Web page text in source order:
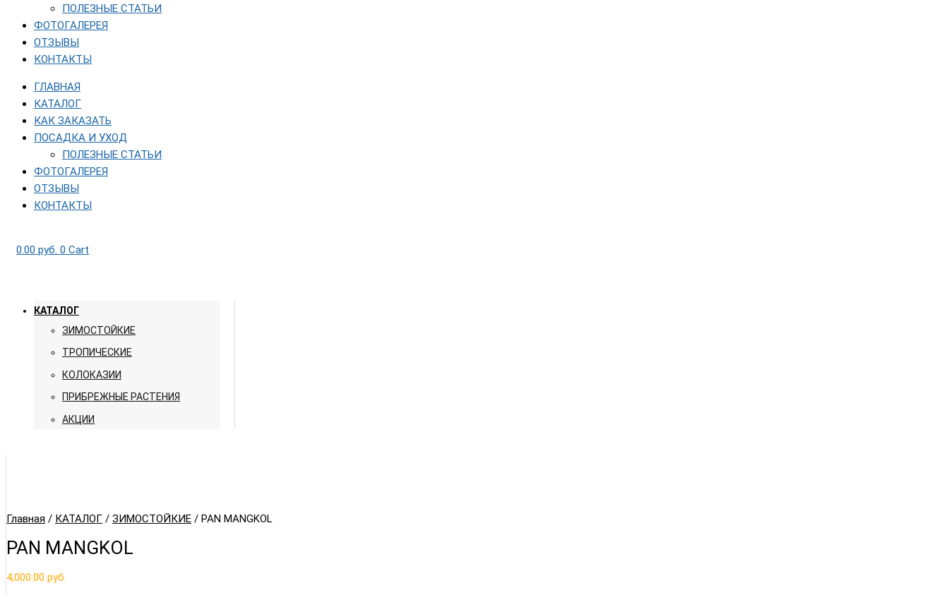
ПОЛЕЗНЫЕ СТАТЬИ
ФОТОГАЛЕРЕЯ
ОТЗЫВЫ
КОНТАКТЫ
ГЛАВНАЯ
КАТАЛОГ
КАК ЗАКАЗАТЬ
ПОСАДКА И УХОД
ПОЛЕЗНЫЕ СТАТЬИ
ФОТОГАЛЕРЕЯ
ОТЗЫВЫ
КОНТАКТЫ
0.00 руб. 0 Cart
КАТАЛОГ
ЗИМОСТОЙКИЕ
ТРОПИЧЕСКИЕ
КОЛОКАЗИИ
ПРИБРЕЖНЫЕ РАСТЕНИЯ
АКЦИИ
Главная / КАТАЛОГ / ЗИМОСТОЙКИЕ / PAN MANGKOL
PAN MANGKOL
4,000.00 руб.